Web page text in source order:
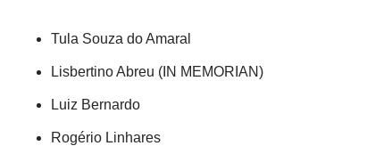
Tula Souza do Amaral
Lisbertino Abreu (IN MEMORIAN)
Luiz Bernardo
Rogério Linhares